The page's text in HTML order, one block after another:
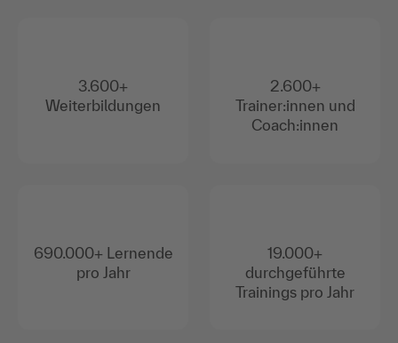
3.600+
Weiterbildungen
690.000+ Lernende
pro Jahr
2.600+
Trainer:innen und
Coach:innen
19.000+
durchgeführte
Trainings pro Jahr